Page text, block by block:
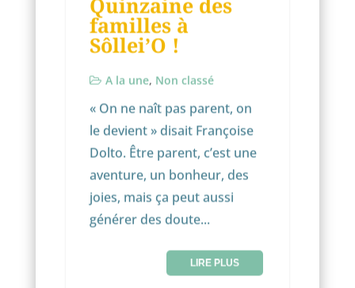
familles à
Sôllei’O !
A la une, Non classé
« On ne naît pas parent, on
le devient » disait Françoise
Dolto. Être parent, c’est une
aventure, un bonheur, des
joies, mais ça peut aussi
générer des doute...
LIRE PLUS